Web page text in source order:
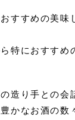
すすめの美味
特におすすめ
造り手との会
かなお酒の数